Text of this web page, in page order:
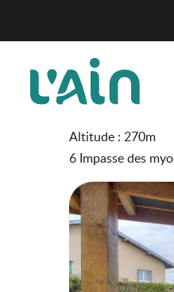
principal
MEUBLÉ ET GÎTE
Altitude : 270m
6 Impasse des